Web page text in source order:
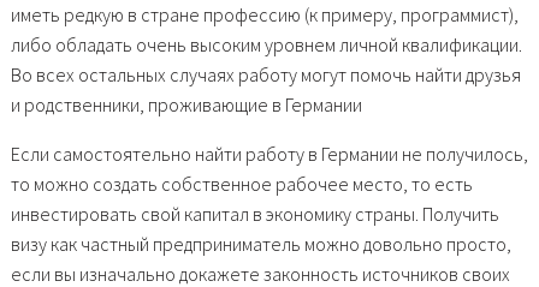
иметь редкую в стране профессию (к примеру, программист),
либо обладать очень высоким уровнем личной квалификации.
Во всех остальных случаях работу могут помочь найти друзья
и родственники, проживающие в Германии
Если самостоятельно найти работу в Германии не получилось,
то можно создать собственное рабочее место, то есть
инвестировать свой капитал в экономику страны. Получить
визу как частный предприниматель можно довольно просто,
если вы изначально докажете законность источников своих